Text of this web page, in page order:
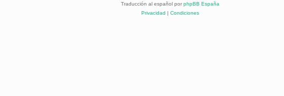
Traducción al español por phpBB España
Privacidad | Condiciones